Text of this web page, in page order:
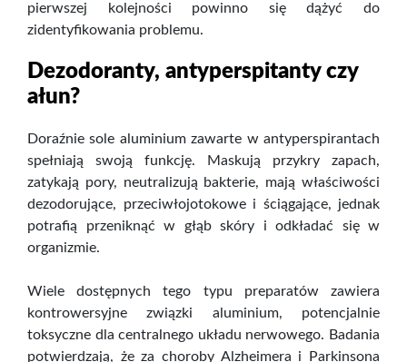
pierwszej kolejności powinno się dążyć do
zidentyfikowania problemu.
Dezodoranty, antyperspitanty czy
ałun?
Doraźnie sole aluminium zawarte w antyperspirantach
spełniają swoją funkcję. Maskują przykry zapach,
zatykają pory, neutralizują bakterie, mają właściwości
dezodorujące, przeciwłojotokowe i ściągające, jednak
potrafią przeniknąć w głąb skóry i odkładać się w
organizmie.
Wiele dostępnych tego typu preparatów zawiera
kontrowersyjne związki aluminium, potencjalnie
toksyczne dla centralnego układu nerwowego. Badania
potwierdzają, że za choroby Alzheimera i Parkinsona